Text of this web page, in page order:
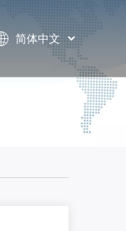
简体中文
English